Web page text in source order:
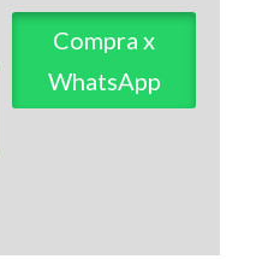
Compra x
WhatsApp